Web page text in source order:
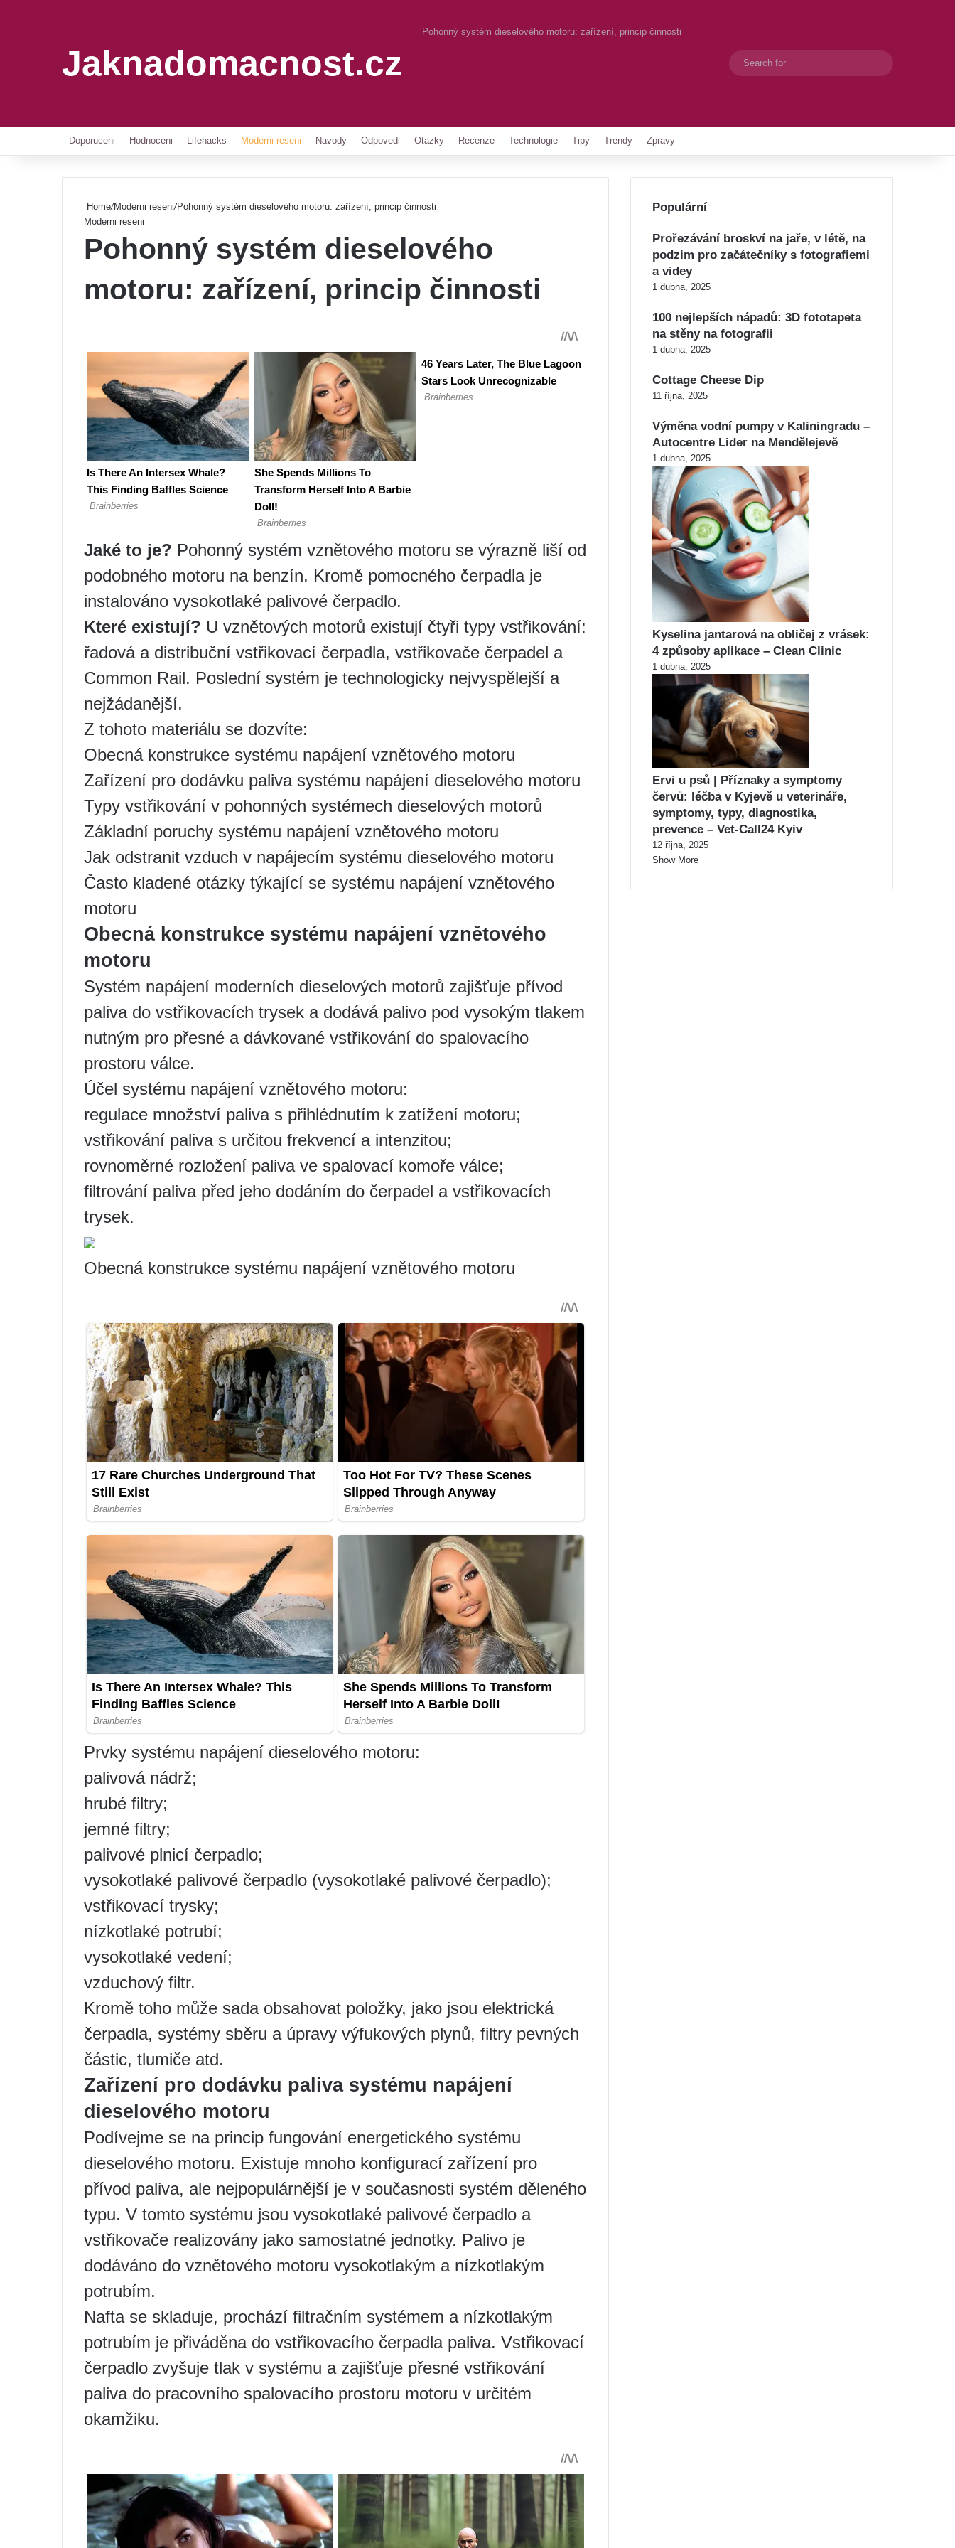
Jaknadomacnost.cz
Pohonný systém dieselového motoru: zařízení, princip činnosti
Switch skin
Doporuceni Hodnoceni Lifehacks Moderni reseni Navody Odpovedi Otazky Recenze Technologie Tipy Trendy Zpravy
Home/Moderni reseni/Pohonný systém dieselového motoru: zařízení, princip činnosti
Moderni reseni
Pohonný systém dieselového
motoru: zařízení, princip činnosti
Jaké to je? Pohonný systém vznětového motoru se výrazně liší od
podobného motoru na benzín. Kromě pomocného čerpadla je
instalováno vysokotlaké palivové čerpadlo.
Které existují? U vznětových motorů existují čtyři typy vstřikování:
řadová a distribuční vstřikovací čerpadla, vstřikovače čerpadel a
Common Rail. Poslední systém je technologicky nejvyspělejší a
nejžádanější.
Z tohoto materiálu se dozvíte:
Obecná konstrukce systému napájení vznětového motoru
Zařízení pro dodávku paliva systému napájení dieselového motoru
Typy vstřikování v pohonných systémech dieselových motorů
Základní poruchy systému napájení vznětového motoru
Jak odstranit vzduch v napájecím systému dieselového motoru
Často kladené otázky týkající se systému napájení vznětového
motoru
Obecná konstrukce systému napájení vznětového
motoru
Systém napájení moderních dieselových motorů zajišťuje přívod
paliva do vstřikovacích trysek a dodává palivo pod vysokým tlakem
nutným pro přesné a dávkované vstřikování do spalovacího
prostoru válce.
Účel systému napájení vznětového motoru:
regulace množství paliva s přihlédnutím k zatížení motoru;
vstřikování paliva s určitou frekvencí a intenzitou;
rovnoměrné rozložení paliva ve spalovací komoře válce;
filtrování paliva před jeho dodáním do čerpadel a vstřikovacích
trysek.
Obecná konstrukce systému napájení vznětového motoru
Prvky systému napájení dieselového motoru:
palivová nádrž;
hrubé filtry;
jemné filtry;
palivové plnicí čerpadlo;
vysokotlaké palivové čerpadlo (vysokotlaké palivové čerpadlo);
vstřikovací trysky;
nízkotlaké potrubí;
vysokotlaké vedení;
vzduchový filtr.
Kromě toho může sada obsahovat položky, jako jsou elektrická
čerpadla, systémy sběru a úpravy výfukových plynů, filtry pevných
částic, tlumiče atd.
Zařízení pro dodávku paliva systému napájení
dieselového motoru
Podívejme se na princip fungování energetického systému
dieselového motoru. Existuje mnoho konfigurací zařízení pro
přívod paliva, ale nejpopulárnější je v současnosti systém děleného
typu. V tomto systému jsou vysokotlaké palivové čerpadlo a
vstřikovače realizovány jako samostatné jednotky. Palivo je
dodáváno do vznětového motoru vysokotlakým a nízkotlakým
potrubím.
Nafta se skladuje, prochází filtračním systémem a nízkotlakým
potrubím je přiváděna do vstřikovacího čerpadla paliva. Vstřikovací
čerpadlo zvyšuje tlak v systému a zajišťuje přesné vstřikování
paliva do pracovního spalovacího prostoru motoru v určitém
okamžiku.
Populární
Prořezávání broskví na jaře, v létě, na
podzim pro začátečníky s fotografiemi
a videy
1 dubna, 2025
100 nejlepších nápadů: 3D fototapeta
na stěny na fotografii
1 dubna, 2025
Cottage Cheese Dip
11 října, 2025
Výměna vodní pumpy v Kaliningradu –
Autocentre Lider na Mendělejevě
1 dubna, 2025
Kyselina jantarová na obličej z vrásek:
4 způsoby aplikace – Clean Clinic
1 dubna, 2025
Ervi u psů | Příznaky a symptomy
červů: léčba v Kyjevě u veterináře,
symptomy, typy, diagnostika,
prevence – Vet-Call24 Kyiv
12 října, 2025
Show More